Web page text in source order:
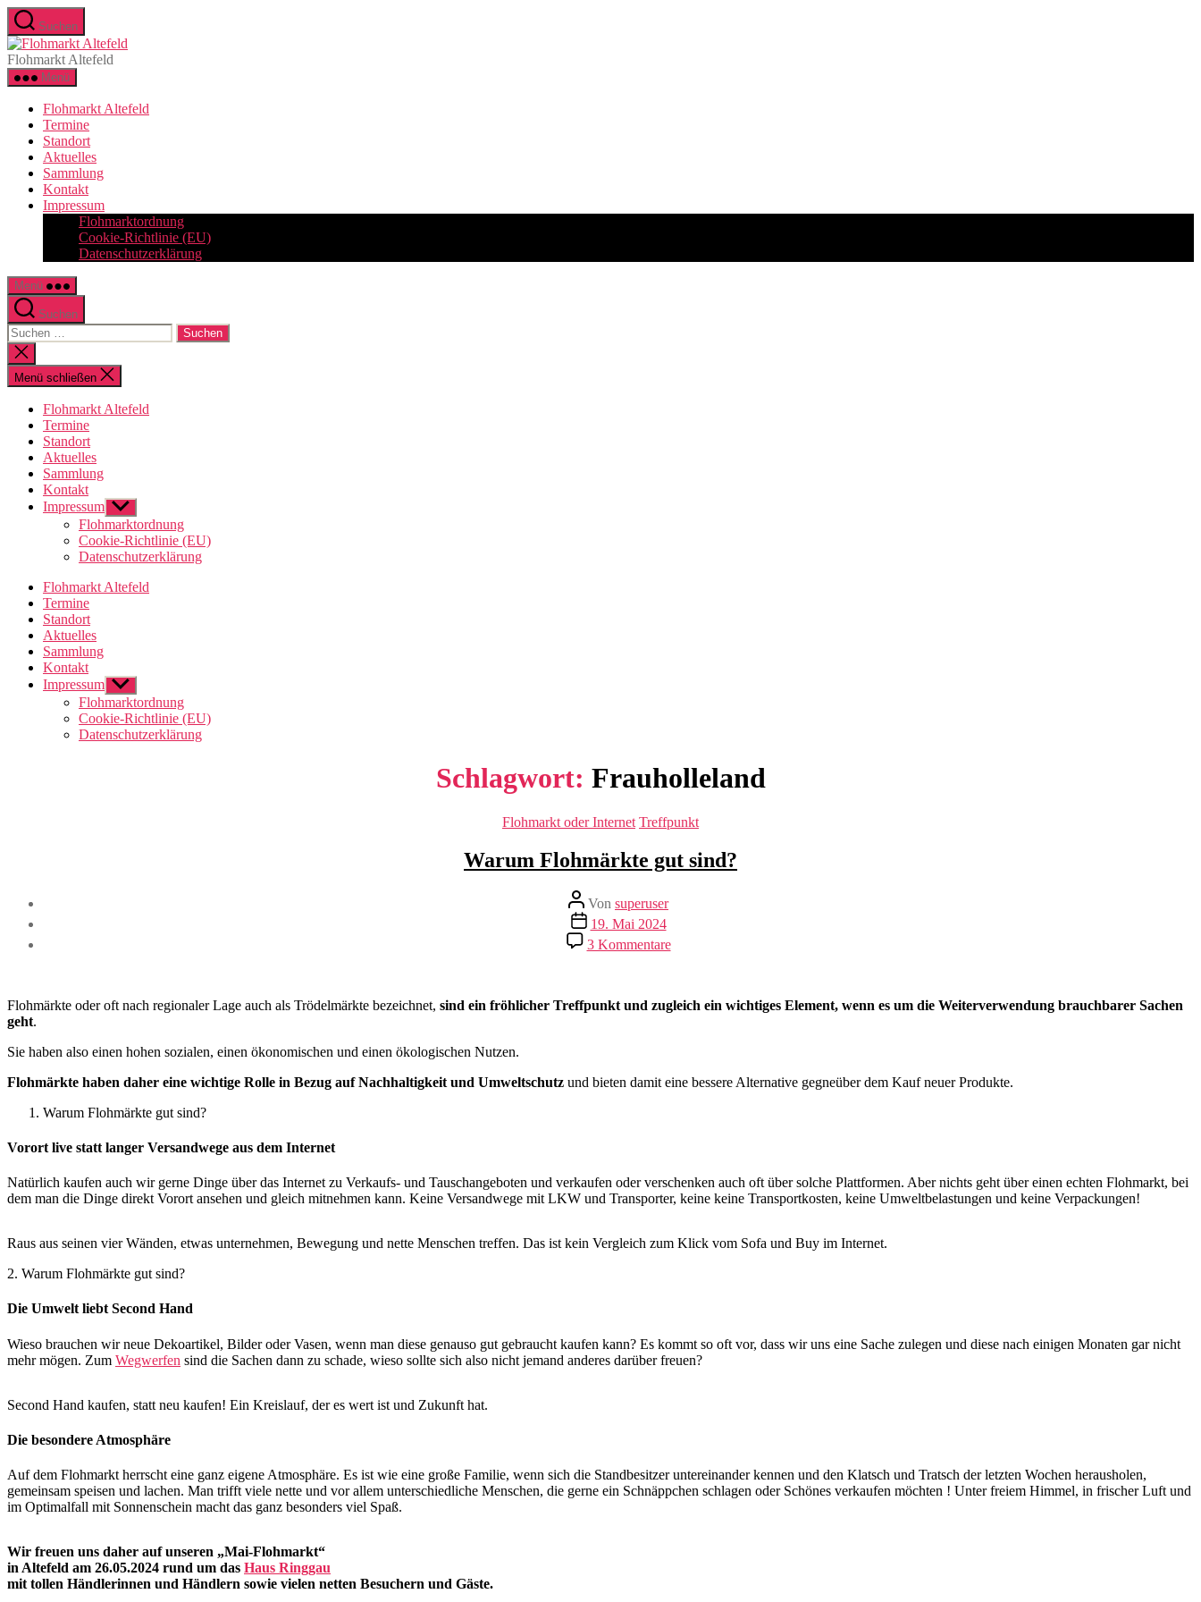
Zum
Inhalt
springen
Suchen
Flohmarkt Altefeld
Menü
Flohmarkt Altefeld
Termine
Standort
Aktuelles
Sammlung
Kontakt
Impressum
Flohmarktordnung
Cookie-Richtlinie (EU)
Datenschutzerklärung
Menü
Suchen
Suchen
nach:
Suche
schließen
Menü schließen
Flohmarkt Altefeld
Termine
Standort
Aktuelles
Sammlung
Kontakt
Impressum Untermenü
anzeigen
Flohmarktordnung
Cookie-Richtlinie (EU)
Datenschutzerklärung
Flohmarkt Altefeld
Termine
Standort
Aktuelles
Sammlung
Kontakt
Impressum Untermenü
anzeigen
Flohmarktordnung
Cookie-Richtlinie (EU)
Datenschutzerklärung
Schlagwort: Frauholleland
Kategorien
Flohmarkt oder Internet Treffpunkt
Warum Flohmärkte gut sind?
Beitragsautor
Von superuser
Veröffentlichungsdatum
19. Mai 2024
3 Kommentarezu
Warum
sind?
Flohmärkte oder oft nach regionaler Lage auch als Trödelmärkte bezeichnet, sind ein fröhlicher Treffpunkt und zugleich ein wichtiges Element, wenn es um die Weiterverwendung brauchbarer Sachen
geht.
Sie haben also einen hohen sozialen, einen ökonomischen und einen ökologischen Nutzen.
Flohmärkte haben daher eine wichtige Rolle in Bezug auf Nachhaltigkeit und Umweltschutz und bieten damit eine bessere Alternative gegneüber dem Kauf neuer Produkte.
Warum Flohmärkte gut sind?
Vorort live statt langer Versandwege aus dem Internet
Natürlich kaufen auch wir gerne Dinge über das Internet zu Verkaufs- und Tauschangeboten und verkaufen oder verschenken auch oft über solche Plattformen. Aber nichts geht über einen echten Flohmarkt, bei
dem man die Dinge direkt Vorort ansehen und gleich mitnehmen kann. Keine Versandwege mit LKW und Transporter, keine keine Transportkosten, keine Umweltbelastungen und keine Verpackungen!
Raus aus seinen vier Wänden, etwas unternehmen, Bewegung und nette Menschen treffen. Das ist kein Vergleich zum Klick vom Sofa und Buy im Internet.
2. Warum Flohmärkte gut sind?
Die Umwelt liebt Second Hand
Wieso brauchen wir neue Dekoartikel, Bilder oder Vasen, wenn man diese genauso gut gebraucht kaufen kann? Es kommt so oft vor, dass wir uns eine Sache zulegen und diese nach einigen Monaten gar nicht
mehr mögen. Zum Wegwerfen sind die Sachen dann zu schade, wieso sollte sich also nicht jemand anderes darüber freuen?
Second Hand kaufen, statt neu kaufen! Ein Kreislauf, der es wert ist und Zukunft hat.
Die besondere Atmosphäre
Auf dem Flohmarkt herrscht eine ganz eigene Atmosphäre. Es ist wie eine große Familie, wenn sich die Standbesitzer untereinander kennen und den Klatsch und Tratsch der letzten Wochen herausholen,
gemeinsam speisen und lachen. Man trifft viele nette und vor allem unterschiedliche Menschen, die gerne ein Schnäppchen schlagen oder Schönes verkaufen möchten ! Unter freiem Himmel, in frischer Luft und
im Optimalfall mit Sonnenschein macht das ganz besonders viel Spaß.
Wir freuen uns daher auf unseren „Mai-Flohmarkt“
in Altefeld am 26.05.2024 rund um das Haus Ringgau
mit tollen Händlerinnen und Händlern sowie vielen netten Besuchern und Gäste.